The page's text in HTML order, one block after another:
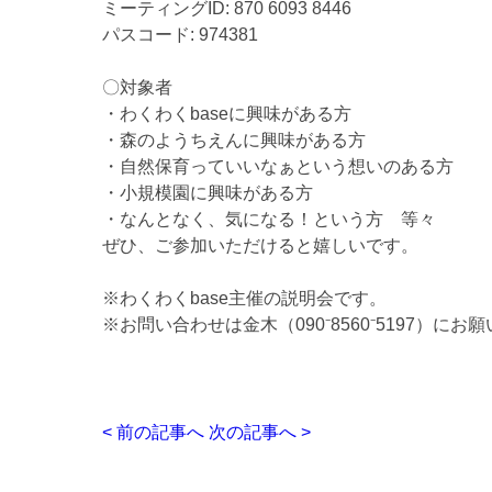
ミーティングID: 870 6093 8446
パスコード: 974381
〇対象者
・わくわくbaseに興味がある方
・森のようちえんに興味がある方
・自然保育っていいなぁという想いのある方
・小規模園に興味がある方
・なんとなく、気になる！という方 等々
ぜひ、ご参加いただけると嬉しいです。
※わくわくbase主催の説明会です。
※お問い合わせは金木（090⁻8560⁻5197）にお願
< 前の記事へ 次の記事へ >